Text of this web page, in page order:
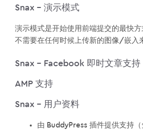
Snax – 演示模式
演示模式是开始使用前端提交的最快
不需要在任何时候上传新的图像/嵌入
Snax – Facebook 即时文章支持
AMP 支持
Snax – 用户资料
由 BuddyPress 插件提供支持（